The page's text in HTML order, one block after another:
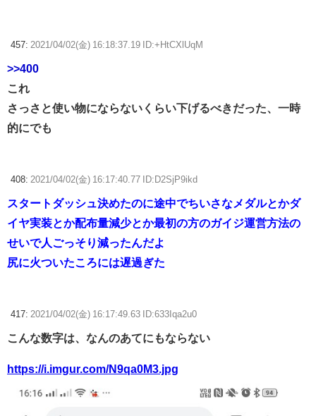
457: 2021/04/02(金) 16:18:37.19 ID:+HtCXlUqM
>>400
これ
さっさと使い物にならないくらい下げるべきだった、一時
的にでも
408: 2021/04/02(金) 16:17:40.77 ID:D2SjP9ikd
スタートダッシュ決めたのに途中でちいさなメダルとかダ
イヤ実装とか配布量減少とか最初の方のガイジ運営方法の
せいで人ごっそり減ったんだよ
尻に火ついたころには遅過ぎた
417: 2021/04/02(金) 16:17:49.63 ID:633Iqa2u0
こんな数字は、なんのあてにもならない
https://i.imgur.com/N9qa0M3.jpg